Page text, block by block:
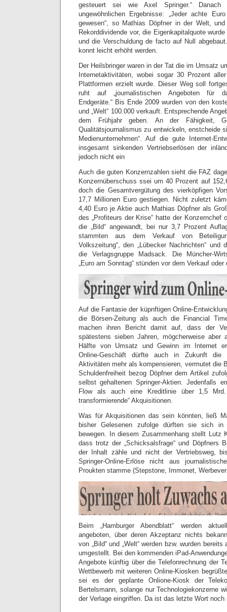
gesteuert sei wie Axel Springer.“
ungewöhnlichen Ergebnisse: „Jeder achte
gewesen“, so Mathias Döpfner in der Welt,
Rekorddividende vor, die Eigenkapitalquote
und die Verschuldung de facto auf Null
konnt leicht erhöht werden.
Der Heilsbringer waren in der Tat die im Umsatz
Internetaktivitäten, wobei sogar 30 Prozent
Plattformen erzielt wurde. Dieser Weg soll
ruht auf „journalistischen Angeboten für
Endgeräte.“ Bis Ende 2009 wurden von den
und „Welt“ 100.000 verkauft. Entsprechende
dem Frühjahr geben. An der Fähigkeit,
Qualitätsjournalismus zu entwickeln, enstcheide
Medienunternehmen“. Auf die gute Internet-
insgesamt sinkenden Vertriebserlösen der
jedoch nicht ein
Auch die guten Konzernzahlen sieht die FAZ
Konzernüberschuss ssei um 40 Prozent auf
doch die Gesamtvergütung des vierköpfigen
17,7 Millionen Euro gestiegen. Nicht zuletzt
4,40 Euro je Aktie auch Mathias Döpfner als
des „Profiteurs der Krise“ hatte der Konzernchef
die „Bild“ angewandt, bei nur 3,7 Prozent
stammten aus dem Verkauf von
Volkszeitung“, den „Lübecker Nachrichten“ und
die Verlagsgruppe Madsack. Die Müncher-
„Euro am Sonntag“ stünden vor dem Verkauf oder
Auf die Fantasie der küpnftigen Online-
die Börsen-Zeitung als auch die Financial
machen ihren Bericht damit auf, dass der
spätestens sieben Jahren, mögcherweise
Hälfte von Umsatz und Gewinn im Internet
Online-Geschäft dürfte auch in Zukunft die
Aktivitäten mehr als kompensieren, vermutet die
Schuldenfreiheit bezog Döpfner dem Artikel
selbst gehaltenen Springer-Aktien. Jedenfalls
Flow als auch eine Kreditlinie über 1,5 Mrd.
transformierende“ Akquisitionen.
Was für Akquisitionen das sein könnten, ließ
bisher Gelesenen zufolge dürften sie sich in
bewegen. In diesem Zusammenhang stellt Lutz
dass trotz der „Schicksalsfrage“ und Döpfners
der Inhalt zähle und nicht der Vertriebsweg,
Springer-Online-Erlöse nicht aus
Proukten stamme (Stepstone, Immonet,
Beim „Hamburger Abendblatt“ werden
angeboten, über deren Akzeptanz nichts
von „Bild“ und „Welt“ werden bzw. wurden
umgestellt. Bei den kommenden iPad-
Angebote künftig über die Telefonrechnung der
Wettbewerb mit weiteren Online-Kiosken
sei es der geplante Onlione-Kiosk der
Bertelsmann, solange nur Technologiekonzerne
der Verlage eingriffen. Da ist das letzte Wort noch